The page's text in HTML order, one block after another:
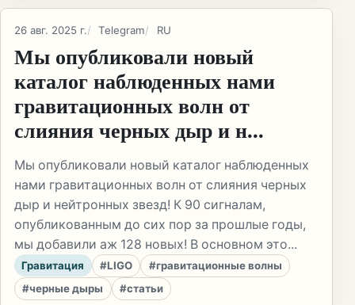
26 авг. 2025 г. Telegram RU
Мы опубликовали новый
каталог наблюденных нами
гравитационных волн от
слияния черных дыр и н...
Мы опубликовали новый каталог наблюденных
нами гравитационных волн от слияния черных
дыр и нейтронных звезд! К 90 сигналам,
опубликованным до сих пор за прошлые годы,
мы добавили аж 128 новых! В основном это...
Гравитация #LIGO
#гравитационные волны
#черные дыры
#статьи